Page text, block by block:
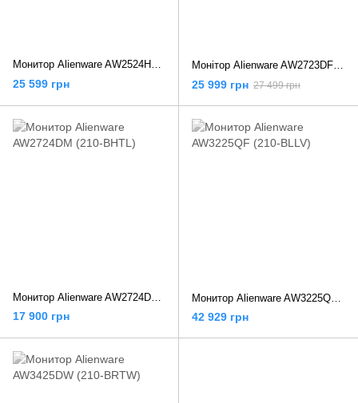
Монитор Alienware AW2524HF (210-BJPH)
25 599 грн
Монітор Alienware AW2723DF (210-BFII)
25 999 грн 27 499 грн
17 900 грн 42 929 грн